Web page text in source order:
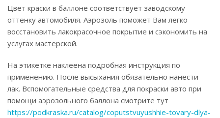
Цвет краски в баллоне соответствует заводскому
оттенку автомобиля. Аэрозоль поможет Вам легко
восстановить лакокрасочное покрытие и сэкономить на
услугах мастерской.
На этикетке наклеена подробная инструкция по
применению. После высыхания обязательно нанести
лак. Вспомогательные средства для покраски авто при
помощи аэрозольного баллона смотрите тут
https://podkraska.ru/catalog/coputstvuyushhie-tovary-dlya-